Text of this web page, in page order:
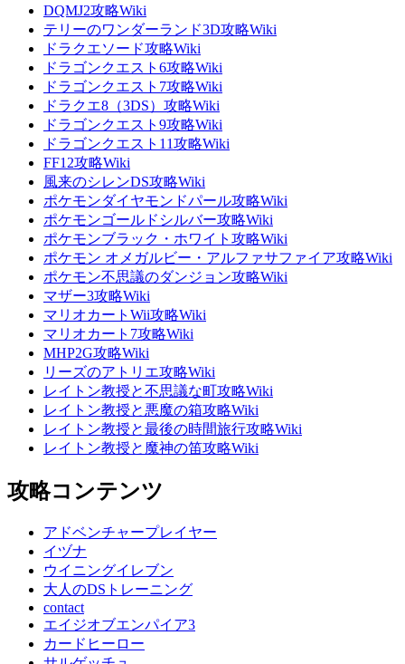
DQMJ2攻略Wiki
テリーのワンダーランド3D攻略Wiki
ドラクエソード攻略Wiki
ドラゴンクエスト6攻略Wiki
ドラゴンクエスト7攻略Wiki
ドラクエ8（3DS）攻略Wiki
ドラゴンクエスト9攻略Wiki
ドラゴンクエスト11攻略Wiki
FF12攻略Wiki
風来のシレンDS攻略Wiki
ポケモンダイヤモンドパール攻略Wiki
ポケモンゴールドシルバー攻略Wiki
ポケモンブラック・ホワイト攻略Wiki
ポケモン オメガルビー・アルファサファイア攻略Wiki
ポケモン不思議のダンジョン攻略Wiki
マザー3攻略Wiki
マリオカートWii攻略Wiki
マリオカート7攻略Wiki
MHP2G攻略Wiki
リーズのアトリエ攻略Wiki
レイトン教授と不思議な町攻略Wiki
レイトン教授と悪魔の箱攻略Wiki
レイトン教授と最後の時間旅行攻略Wiki
レイトン教授と魔神の笛攻略Wiki
攻略コンテンツ
アドベンチャープレイヤー
イヅナ
ウイニングイレブン
大人のDSトレーニング
contact
エイジオブエンパイア3
カードヒーロー